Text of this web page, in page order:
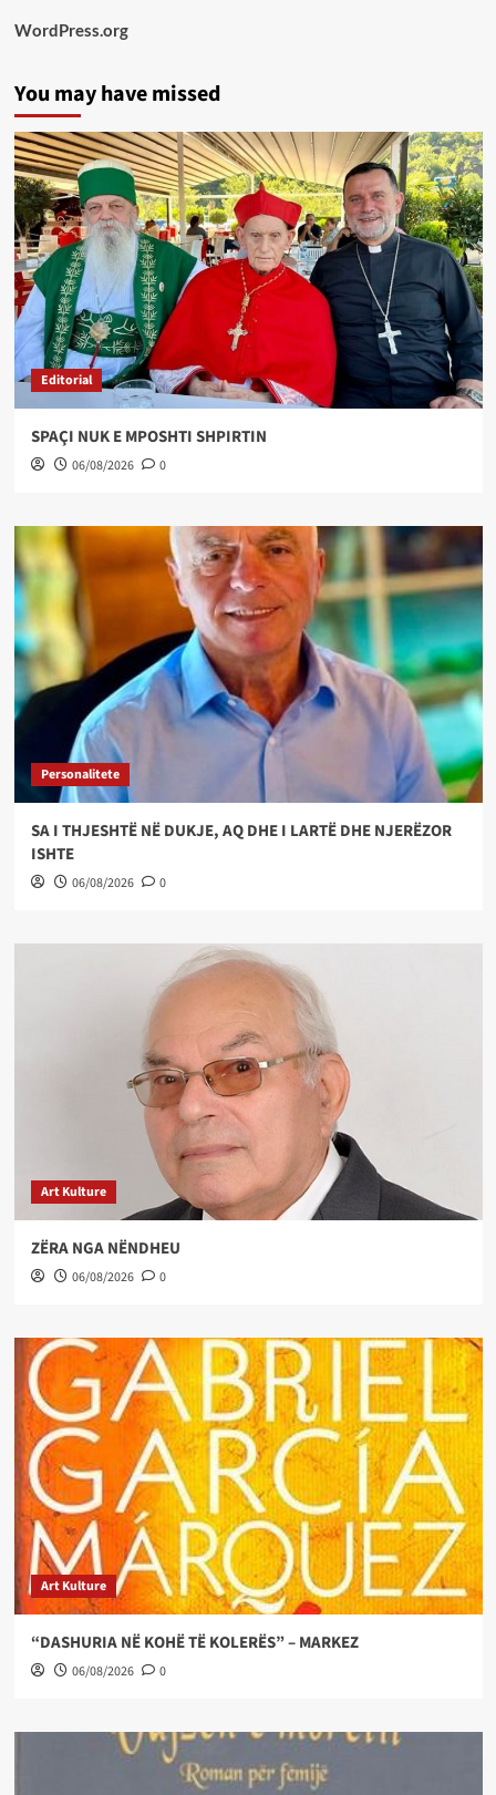
WordPress.org
You may have missed
Editorial
SPAÇI NUK E MPOSHTI SHPIRTIN
06/08/2026 0
Personalitete
SA I THJESHTË NË DUKJE, AQ DHE I LARTË DHE NJERËZOR
ISHTE
06/08/2026 0
Art Kulture
ZËRA NGA NËNDHEU
06/08/2026 0
Art Kulture
“DASHURIA NË KOHË TË KOLERËS” – MARKEZ
06/08/2026 0